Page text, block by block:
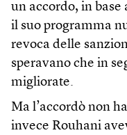
un accordo, in base
il suo programma
revoca delle
speravano che in
migliorate.
Ma l’accordò non
invece Rouhani